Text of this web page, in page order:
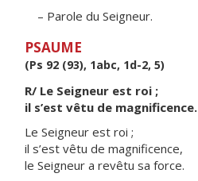
– Parole du Seigneur.
PSAUME
(Ps 92 (93), 1abc, 1d-2, 5)
R/ Le Seigneur est roi ;
il s’est vêtu de magnificence.
Le Seigneur est roi ;
il s’est vêtu de magnificence,
le Seigneur a revêtu sa force.